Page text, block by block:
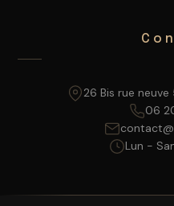
26 Bis rue
06
Lun -